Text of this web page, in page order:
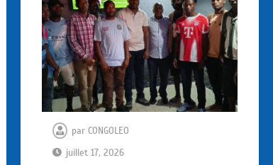
par CONGOLEO
juillet 17, 2026